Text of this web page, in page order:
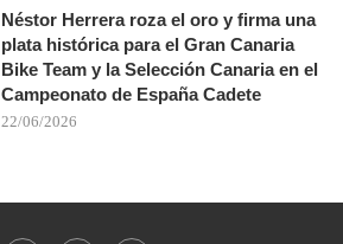
Néstor Herrera roza el oro y firma una
plata histórica para el Gran Canaria
Bike Team y la Selección Canaria en el
Campeonato de España Cadete
22/06/2026